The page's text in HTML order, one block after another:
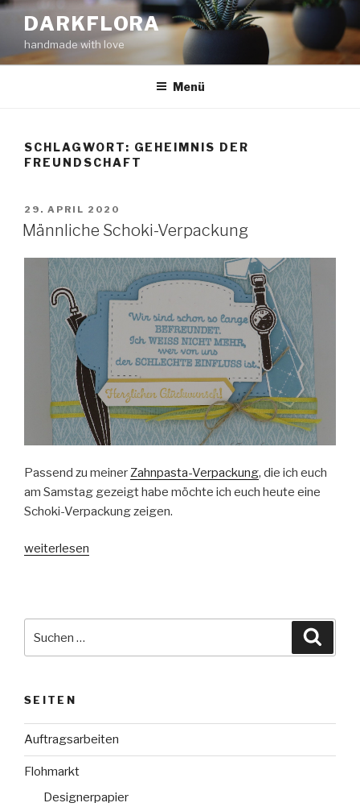
Zum
Inhalt
springen
DARKFLORA
handmade with love
Menü
SCHLAGWORT: GEHEIMNIS DER
FREUNDSCHAFT
VERÖFFENTLICHT
AM
29. APRIL 2020
Männliche Schoki-Verpackung
Passend zu meiner Zahnpasta-Verpackung, die ich euch
am Samstag gezeigt habe möchte ich euch heute eine
Schoki-Verpackung zeigen.
„Männliche
weiterlesen
nach:
SEITEN
Auftragsarbeiten
Flohmarkt
Designerpapier